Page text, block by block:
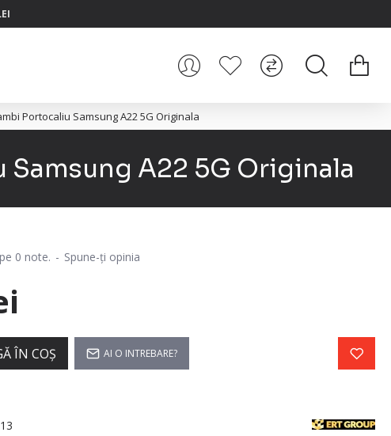
Portocaliu Samsung A22 5G Originala
A22 5G Originala
0 note. - Spune-ţi opinia
ÎN COŞ AI O INTREBARE?